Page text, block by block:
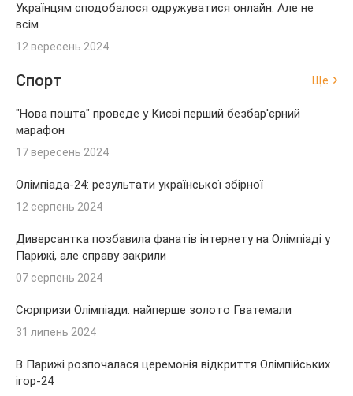
Українцям сподобалося одружуватися онлайн. Але не
всім
12 вересень 2024
Спорт Ще
"Нова пошта" проведе у Києві перший безбар'єрний
марафон
17 вересень 2024
Олімпіада-24: результати української збірної
12 серпень 2024
Диверсантка позбавила фанатів інтернету на Олімпіаді у
Парижі, але справу закрили
07 серпень 2024
Сюрпризи Олімпіади: найперше золото Гватемали
31 липень 2024
В Парижі розпочалася церемонія відкриття Олімпійських
ігор-24